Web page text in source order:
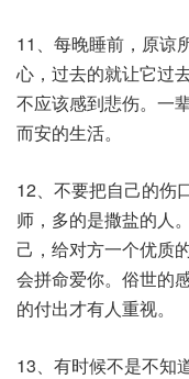
11、每晚睡前，原谅
心，过去的就让它过
不应该感到悲伤。一
而安的生活。
12、不要把自己的伤
师，多的是撒盐的人
己，给对方一个优质
会拼命爱你。俗世的
的付出才有人重视。
13、有时候不是不知